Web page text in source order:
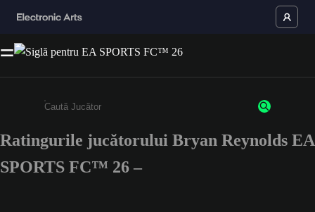
Enter a minimum of 3 characters or numbers
Ratingurile jucătorului Bryan Reynolds EA
SPORTS FC™ 26 –